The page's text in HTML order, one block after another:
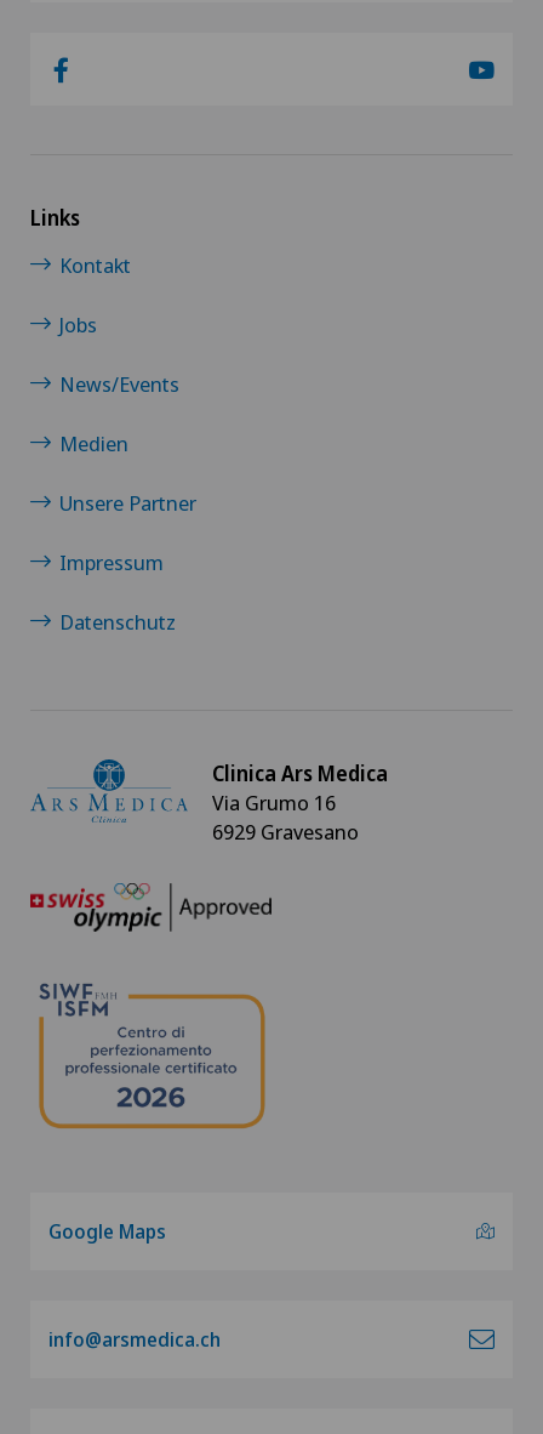
Links
Kontakt
Jobs
News/Events
Medien
Unsere Partner
Impressum
Datenschutz
Clinica Ars Medica
Via Grumo 16
6929 Gravesano
Google Maps
info@arsmedica.ch